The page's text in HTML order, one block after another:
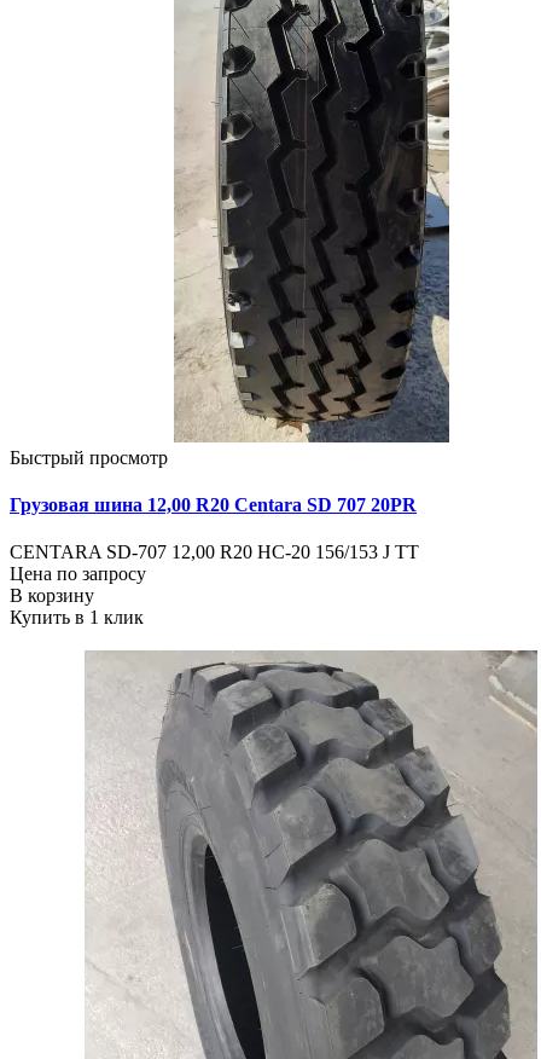
Быстрый просмотр
Грузовая шина 12,00 R20 Centara SD 707 20PR
CENTARA SD-707 12,00 R20 HC-20 156/153 J TT
Цена по запросу
В корзину
Купить в 1 клик